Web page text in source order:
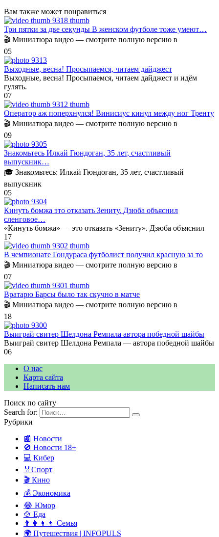
Вам также может понравиться
Три пятки за две секунды В женском футболе тоже умеют…
🎬 Миниатюра видео — смотрите полную версию в
05
Выходные, весна! Просыпаемся, читаем дайджест
Выходные, весна! Просыпаемся, читаем дайджест и идём
гулять.
07
Оператор аж поперхнулся! Винисиус кинул между ног Тренту
🎬 Миниатюра видео — смотрите полную версию в
09
Знакомьтесь Илкай Гюндоган, 35 лет, счастливый
выпускник…
🎓 Знакомьтесь: Илкай Гюндоган, 35 лет, счастливый
выпускник
05
Кинуть бомжа это отказать Зениту. Дзюба объяснил
сленговое…
«Кинуть бомжа» — это отказать «Зениту». Дзюба объяснил
1 7
В чемпионате Гондураса футболист получил красную за то
🎬 Миниатюра видео — смотрите полную версию в
07
Вратарю Барсы было так скучно в матче
🎬 Миниатюра видео — смотрите полную версию в
18
Выиграй свитер Шелдона Ремпала автора победной шайбы
Выиграй свитер Шелдона Ремпала — автора победной шайбы
06
О нас
Карта сайта
Написать нам
Поиск по сайту
Search for:
Рубрики
📰 Новости
🚫 Новости 18+
💻 Кибер
🏅Спорт
🎬 Кино
💰 Экономика
😂 Юмор
🍲 Еда
👨‍👩‍👧‍👦 Семья
🌍 Путешествия | INFOPULS